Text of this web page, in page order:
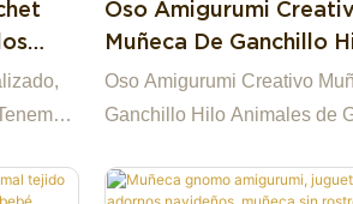
Oso Amigurumi
Muñeca De Ganchillo
Animales De Ganchillo
Amigurumi Juguetes
Oso Amigurumi Creativo
Ganchillo Hilo Animales de